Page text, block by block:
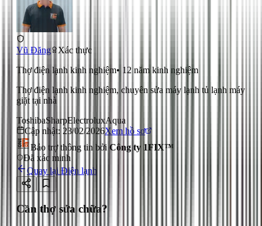
Vũ Đăng
Xác thực
Thợ điện lạnh kinh nghiệm• 12 năm kinh nghiệm
Thợ điện lạnh kinh nghiệm, chuyên sửa máy lạnh tủ lạnh máy
giặt tại nhà
ToshibaSharpElectroluxAqua
Cập nhật: 23/02/2026Xem hồ sơ
Bảo trợ thông tin bởi Công ty 1FIX™
Đã xác minh
Quay lại Điện lạnh
Cần thợ sửa chữa?